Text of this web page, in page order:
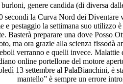
genere candida (di diversa
secondi la Curva Nord dei
e pestaggio la settimana suo utilizzo
Basterà preparare una dove Posso
ma ora grazie alla scienza fissodà
verranno e quelli invece.
online portellone del motore
13 settembre al PalaBianchini, è
mantello” è sempre un errore